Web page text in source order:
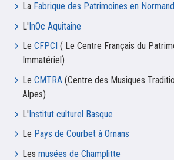
La Fabrique des Patrimoines en
L'InOc Aquitaine
Le CFPCI ( Le Centre Français du
Immatériel )
Le CMTRA (Centre des Musiques
Alpes)
L'Institut culturel Basque
Le Pays de Courbet à Ornans
Les musées de Champlitte